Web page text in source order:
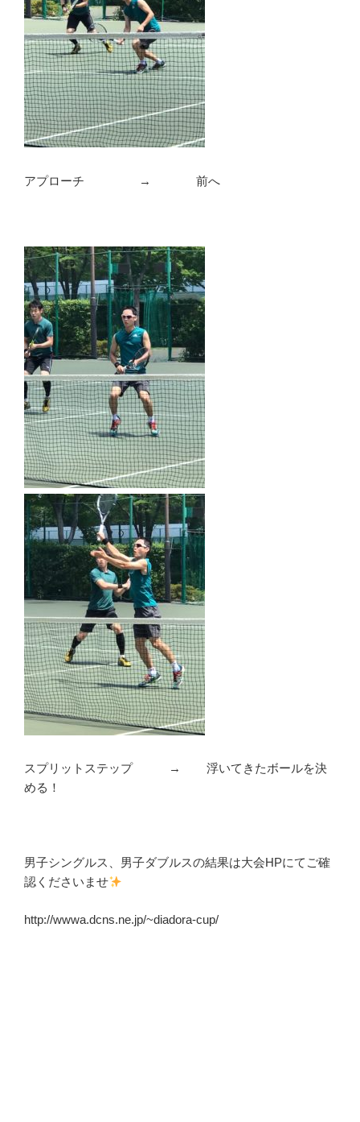
アプローチ → 前へ
スプリットステップ → 浮いてきたボールを決
める！
男子シングルス、男子ダブルスの結果は大会HPにてご確
認くださいませ
http://wwwa.dcns.ne.jp/~diadora-cup/